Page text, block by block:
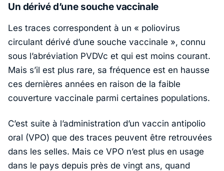
Un dérivé d’une souche vaccinale
Les traces correspondent à un « poliovirus
circulant dérivé d’une souche vaccinale », connu
sous l’abréviation PVDVc et qui est moins courant.
Mais s’il est plus rare, sa fréquence est en hausse
ces dernières années en raison de la faible
couverture vaccinale parmi certaines populations.
C’est suite à l’administration d’un vaccin antipolio
oral (VPO) que des traces peuvent être retrouvées
dans les selles. Mais ce VPO n’est plus en usage
dans le pays depuis près de vingt ans, quand